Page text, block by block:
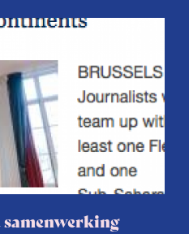
nieuwsberichten van
regionale en lokale
Ben je
in
of
kan je eenvoudig
elk uur of eke zes
over deze
betrokken